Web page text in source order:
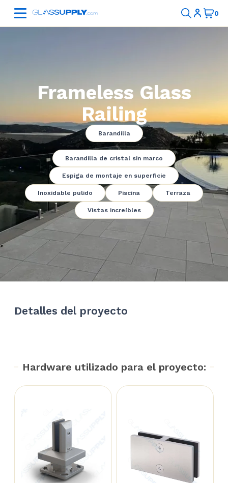
Frameless Glass
Railing
Barandilla
Barandilla de cristal sin marco
Espiga de montaje en superficie
Inoxidable pulido Piscina Terraza
Vistas increíbles
Detalles del proyecto
Hardware utilizado para el proyecto: